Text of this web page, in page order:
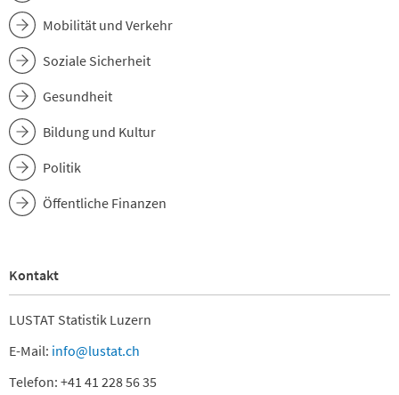
Mobilität und Verkehr
Soziale Sicherheit
Gesundheit
Bildung und Kultur
Politik
Öffentliche Finanzen
Kontakt
LUSTAT Statistik Luzern
E-Mail: info@lustat.ch
Telefon: +41 41 228 56 35